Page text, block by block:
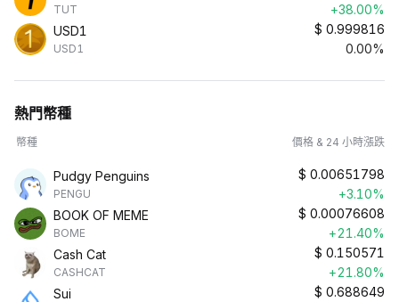
TUT
+38.00%
USD1
USD1
$ 0.999816
0.00%
熱門幣種
幣種 價格 & 24 小時漲跌
Pudgy Penguins
PENGU
$ 0.00651798
+3.10%
BOOK OF MEME
BOME
$ 0.00076608
+21.40%
Cash Cat
CASHCAT
$ 0.150571
+21.80%
Sui
$ 0.688649